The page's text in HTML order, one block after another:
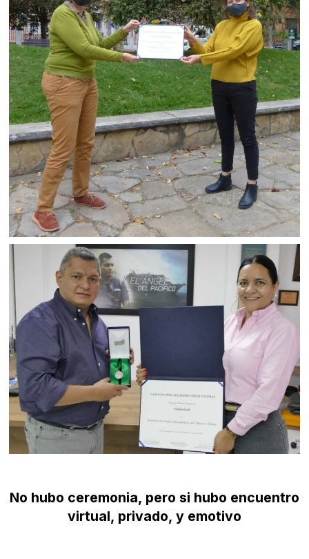
No hubo ceremonia, pero si hubo encuentro
virtual, privado, y emotivo